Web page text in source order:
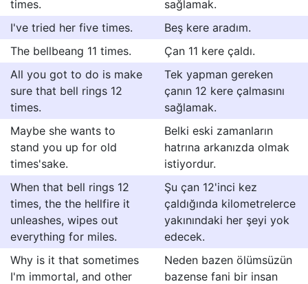
times.
sağlamak.
I've tried her five times.
Beş kere aradım.
The bellbeang 11 times.
Çan 11 kere çaldı.
All you got to do is make
sure that bell rings 12
times.
Tek yapman gereken
çanın 12 kere çalmasını
sağlamak.
Maybe she wants to
stand you up for old
times'sake.
Belki eski zamanların
hatrına arkanızda olmak
istiyordur.
When that bell rings 12
times, the the hellfire it
unleashes, wipes out
everything for miles.
Şu çan 12'inci kez
çaldığında kilometrelerce
yakınındaki her şeyi yok
edecek.
Why is it that sometimes
I'm immortal, and other
Neden bazen ölümsüzün
bazense fani bir insan